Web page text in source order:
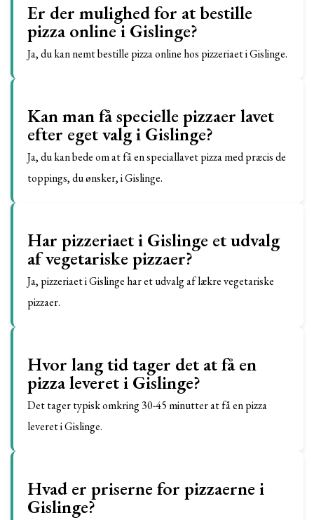
Er der mulighed for at bestille
pizza online i Gislinge?
Ja, du kan nemt bestille pizza online hos pizzeriaet i Gislinge.
Kan man få specielle pizzaer lavet
efter eget valg i Gislinge?
Ja, du kan bede om at få en speciallavet pizza med præcis de
toppings, du ønsker, i Gislinge.
Har pizzeriaet i Gislinge et udvalg
af vegetariske pizzaer?
Ja, pizzeriaet i Gislinge har et udvalg af lækre vegetariske
pizzaer.
Hvor lang tid tager det at få en
pizza leveret i Gislinge?
Det tager typisk omkring 30-45 minutter at få en pizza
leveret i Gislinge.
Hvad er priserne for pizzaerne i
Gislinge?